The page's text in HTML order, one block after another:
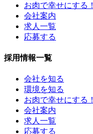
お肉で幸せにする！
会社案内
求人一覧
応募する
採用情報一覧
会社を知る
環境を知る
お肉で幸せにする！
会社案内
求人一覧
応募する